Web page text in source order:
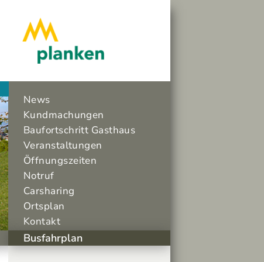
News
Kundmachungen
Baufortschritt Gasthaus
Veranstaltungen
Öffnungszeiten
Notruf
Carsharing
Ortsplan
Kontakt
Busfahrplan